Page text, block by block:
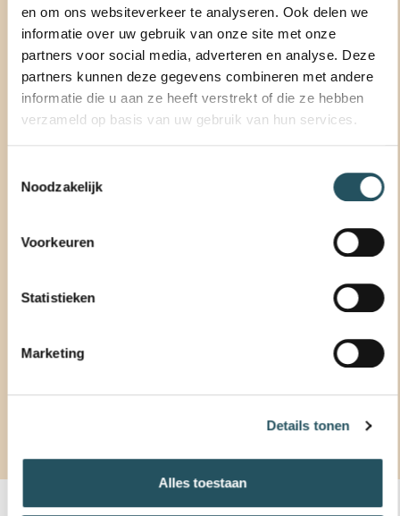
en om ons websiteverkeer te analyseren. Ook delen we
informatie over uw gebruik van onze site met onze
partners voor social media, adverteren en analyse. Deze
partners kunnen deze gegevens combineren met andere
informatie die u aan ze heeft verstrekt of die ze hebben
verzameld op basis van uw gebruik van hun services.
Noodzakelijk
Voorkeuren
Statistieken
Marketing
Details tonen
Alles toestaan
10 AUGUSTUS - 16 AUGUSTUS
Deze week Volgende
ma di wo do vr za zo